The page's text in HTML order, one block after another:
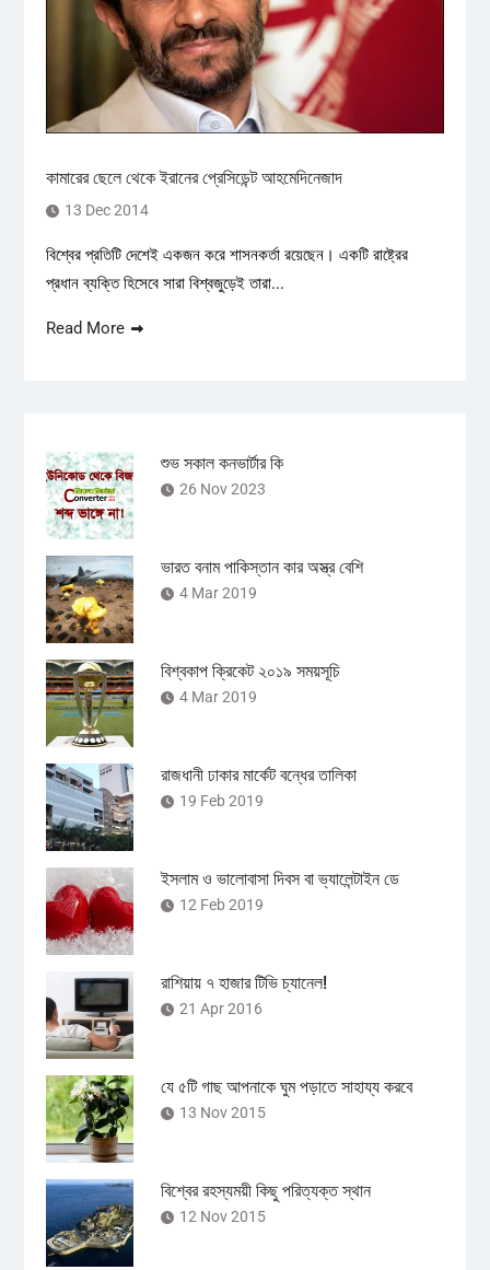
কামারের ছেলে থেকে ইরানের প্রেসিডেন্ট আহমেদিনেজাদ
13 Dec 2014
বিশ্বের প্রতিটি দেশেই একজন করে শাসনকর্তা রয়েছেন। একটি রাষ্ট্রের
প্রধান ব্যক্তি হিসেবে সারা বিশ্বজুড়েই তারা...
Read More
শুভ সকাল কনভার্টার কি
26 Nov 2023
ভারত বনাম পাকিস্তান কার অস্ত্র বেশি
4 Mar 2019
বিশ্বকাপ ক্রিকেট ২০১৯ সময়সূচি
4 Mar 2019
রাজধানী ঢাকার মার্কেট বন্ধের তালিকা
19 Feb 2019
ইসলাম ও ভালোবাসা দিবস বা ভ্যালেন্টাইন ডে
12 Feb 2019
রাশিয়ায় ৭ হাজার টিভি চ্যানেল!
21 Apr 2016
যে ৫টি গাছ আপনাকে ঘুম পড়াতে সাহায্য করবে
13 Nov 2015
বিশ্বের রহস্যময়ী কিছু পরিত্যক্ত স্থান
12 Nov 2015